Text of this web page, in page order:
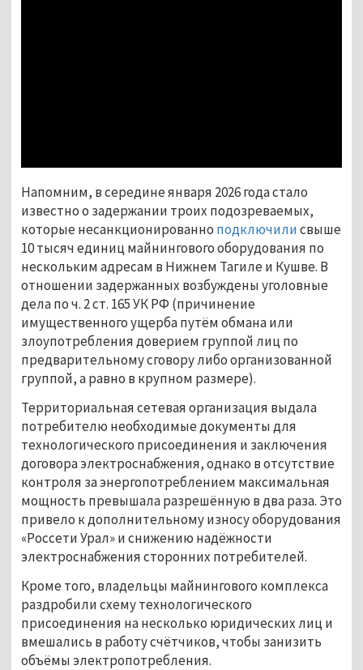
Напомним, в середине января 2026 года стало
известно о задержании троих подозреваемых,
которые несанкционированно подключили свыше
10 тысяч единиц майнингового оборудования по
нескольким адресам в Нижнем Тагиле и Кушве. В
отношении задержанных возбуждены уголовные
дела по ч. 2 ст. 165 УК РФ (причинение
имущественного ущерба путём обмана или
злоупотребления доверием группой лиц по
предварительному сговору либо организованной
группой, а равно в крупном размере).
Территориальная сетевая организация выдала
потребителю необходимые документы для
технологического присоединения и заключения
договора электроснабжения, однако в отсутствие
контроля за энергопотреблением максимальная
мощность превышала разрешённую в два раза. Это
привело к дополнительному износу оборудования
«Россети Урал» и снижению надёжности
электроснабжения сторонних потребителей.
Кроме того, владельцы майнингового комплекса
раздробили схему технологического
присоединения на несколько юридических лиц и
вмешались в работу счётчиков, чтобы занизить
объёмы электропотребления.